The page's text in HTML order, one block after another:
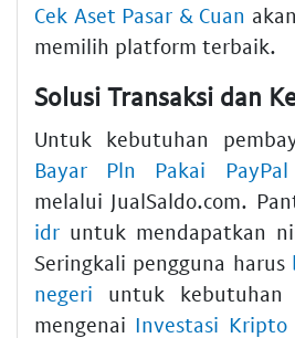
Cek Aset Pasar & Cuan
memilih platform terbaik.
Solusi Transaksi dan
Untuk kebutuhan
Bayar Pln Pakai PayPal
melalui JualSaldo.com.
idr untuk mendapatkan
Seringkali pengguna harus
negeri untuk kebutuhan
mengenai Investasi